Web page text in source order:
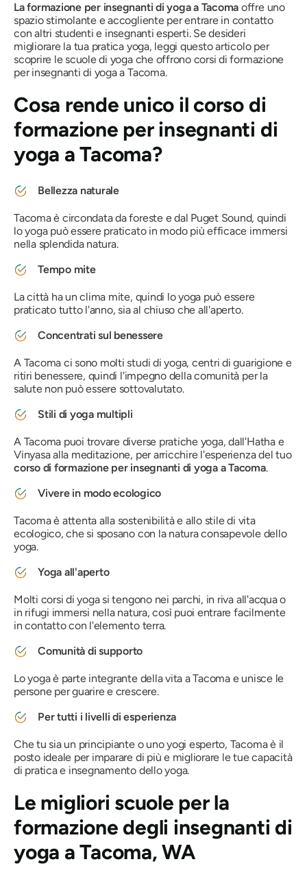
La formazione per insegnanti di yoga a Tacoma offre uno
spazio stimolante e accogliente per entrare in contatto
con altri studenti e insegnanti esperti. Se desideri
migliorare la tua pratica yoga, leggi questo articolo per
scoprire le scuole di yoga che offrono corsi di formazione
per insegnanti di yoga a Tacoma.
Cosa rende unico il corso di
formazione per insegnanti di
yoga a Tacoma?
Bellezza naturale
Tacoma è circondata da foreste e dal Puget Sound, quindi
lo yoga può essere praticato in modo più efficace immersi
nella splendida natura.
Tempo mite
La città ha un clima mite, quindi lo yoga può essere
praticato tutto l'anno, sia al chiuso che all'aperto.
Concentrati sul benessere
A Tacoma ci sono molti studi di yoga, centri di guarigione e
ritiri benessere, quindi l'impegno della comunità per la
salute non può essere sottovalutato.
Stili di yoga multipli
A Tacoma puoi trovare diverse pratiche yoga, dall'Hatha e
Vinyasa alla meditazione, per arricchire l'esperienza del tuo
corso di formazione per insegnanti di yoga a Tacoma.
Vivere in modo ecologico
Tacoma è attenta alla sostenibilità e allo stile di vita
ecologico, che si sposano con la natura consapevole dello
yoga.
Yoga all'aperto
Molti corsi di yoga si tengono nei parchi, in riva all'acqua o
in rifugi immersi nella natura, così puoi entrare facilmente
in contatto con l'elemento terra.
Comunità di supporto
Lo yoga è parte integrante della vita a Tacoma e unisce le
persone per guarire e crescere.
Per tutti i livelli di esperienza
Che tu sia un principiante o uno yogi esperto, Tacoma è il
posto ideale per imparare di più e migliorare le tue capacità
di pratica e insegnamento dello yoga.
Le migliori scuole per la
formazione degli insegnanti di
yoga a Tacoma, WA